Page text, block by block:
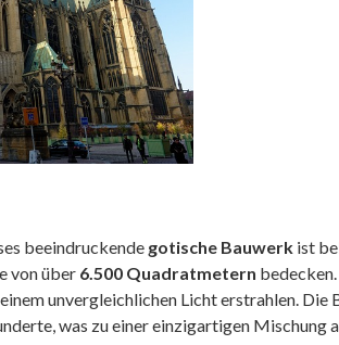
beeindruckende gotische Bauwerk ist
von über 6.500 Quadratmetern
unvergleichlichen Licht erstrahlen. Die
was zu einer einzigartigen Mischung